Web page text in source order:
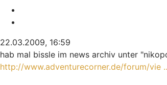
22.03.2009, 16:59
hab mal bissle im news archiv unter
http://www.adventurecorner.de/forum/vie